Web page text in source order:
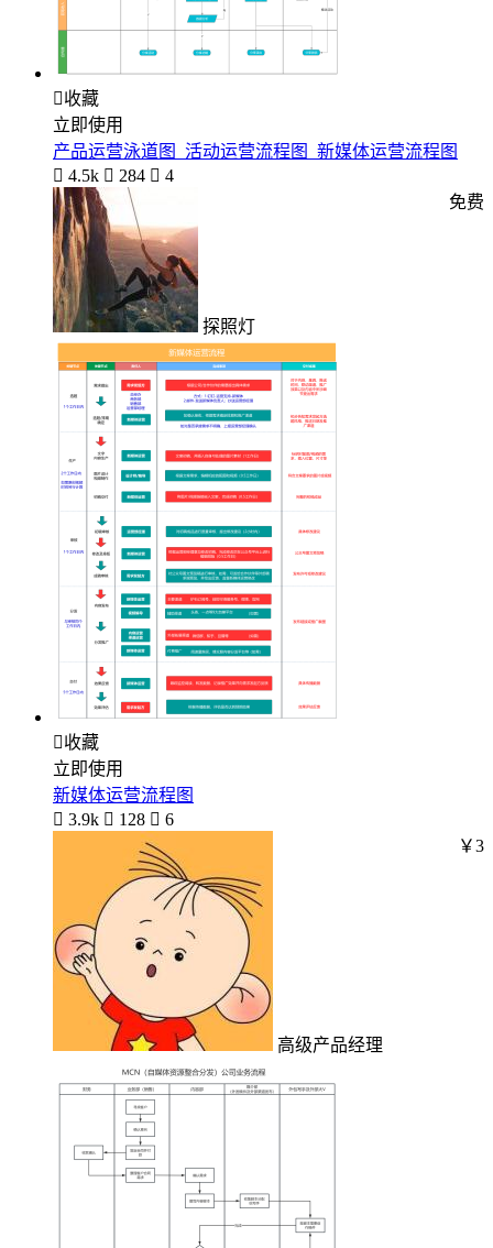
收藏
立即使用
产品运营泳道图_活动运营流程图_新媒体运营流程图
 4.5k  284  4
探照灯
免费
收藏
立即使用
新媒体运营流程图
 3.9k  128  6
高级产品经理
￥3